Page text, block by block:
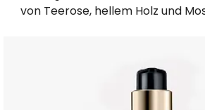
von Teerose, hellem Holz und